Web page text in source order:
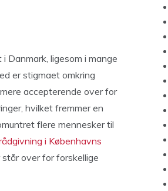
ligesom i mange
er stigmaet omkring
accepterende over for
hvilket fremmer en
flere mennesker til
i Københavns
over for forskellige